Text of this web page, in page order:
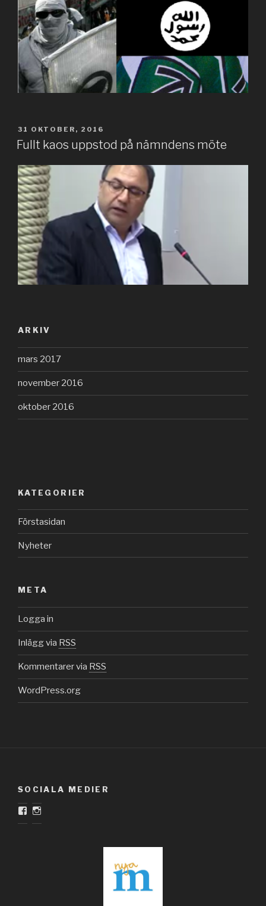
PUBLICERAT
31 OKTOBER, 2016
Fullt kaos uppstod på nämndens möte
ARKIV
mars 2017
november 2016
oktober 2016
KATEGORIER
Förstasidan
Nyheter
META
Logga in
Inlägg via RSS
Kommentarer via RSS
WordPress.org
SOCIALA MEDIER
Facebook